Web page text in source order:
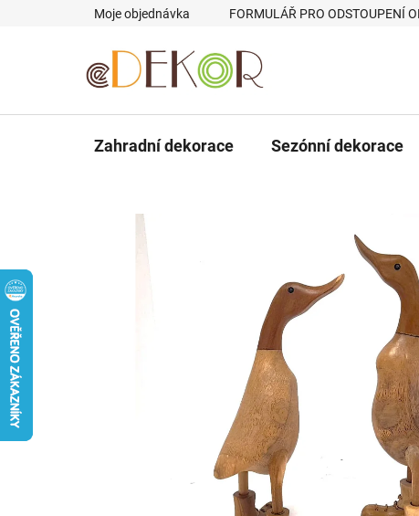
Moje objednávka FORMULÁŘ PRO ODSTOUPENÍ
Zahradní dekorace Sezónní dekorace